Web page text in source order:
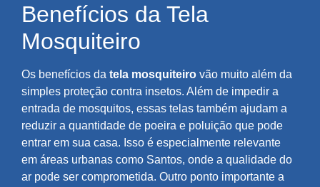
Benefícios da Tela
Mosquiteiro
Os benefícios da tela mosquiteiro vão muito além da
simples proteção contra insetos. Além de impedir a
entrada de mosquitos, essas telas também ajudam a
reduzir a quantidade de poeira e poluição que pode
entrar em sua casa. Isso é especialmente relevante
em áreas urbanas como Santos, onde a qualidade do
ar pode ser comprometida. Outro ponto importante a